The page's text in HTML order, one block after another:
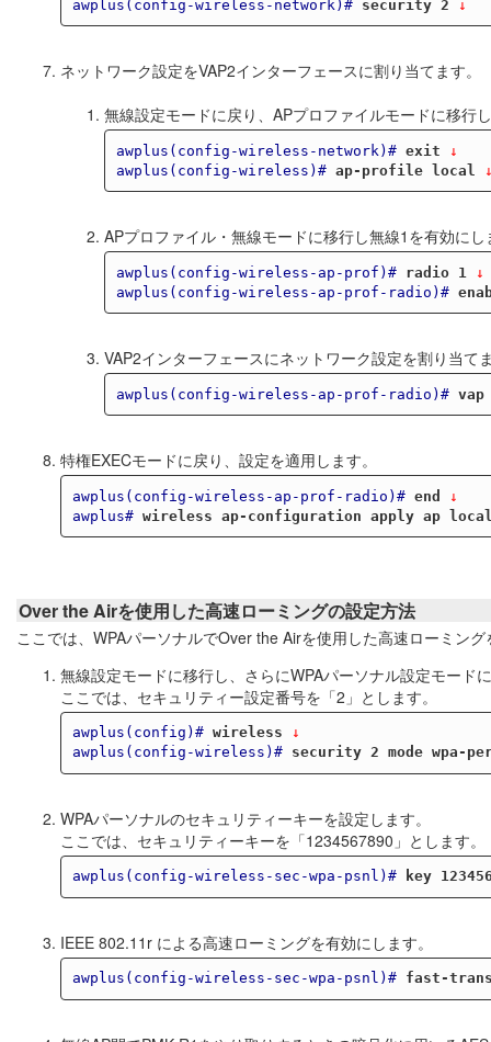
awplus(config-wireless-network)#
security 2 ↓
ネットワーク設定をVAP2インターフェースに割り当てます。
無線設定モードに戻り、APプロファイルモードに移行
awplus(config-wireless-network)# exit ↓
awplus(config-wireless)# ap-profile local
APプロファイル・無線モードに移行し無線1を有効にし
awplus(config-wireless-ap-prof)# radio 1
↓
awplus(config-wireless-ap-prof-radio)#
VAP2インターフェースにネットワーク設定を割り当て
awplus(config-wireless-ap-prof-radio)# vap
特権EXECモードに戻り、設定を適用します。
awplus(config-wireless-ap-prof-radio)# end
↓
awplus# wireless ap-configuration apply ap
Over the Airを使用した高速ローミングの設定方法
ここでは、WPAパーソナルでOver the Airを使用した高速ローミン
無線設定モードに移行し、さらにWPAパーソナル設定モード
ここでは、セキュリティー設定番号を「2」とします。
awplus(config)# wireless ↓
awplus(config-wireless)#
security 2 mode wpa-
WPAパーソナルのセキュリティーキーを設定します。
ここでは、セキュリティーキーを「1234567890」とします。
awplus(config-wireless-sec-wpa-psnl)# key
IEEE 802.11r による高速ローミングを有効にします。
awplus(config-wireless-sec-wpa-psnl)# fast-